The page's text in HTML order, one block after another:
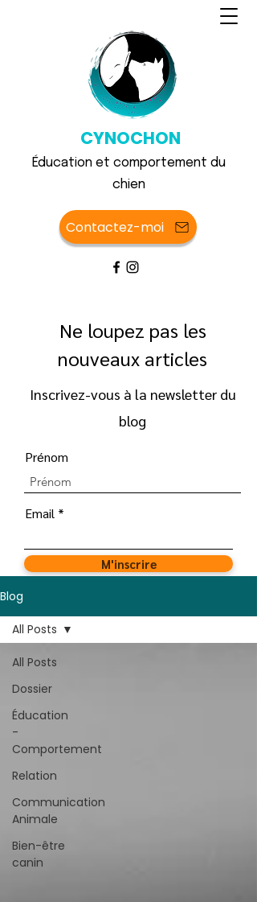
CYNOCHON
Éducation et comportement du
chien
Contactez-moi
Ne loupez pas les
nouveaux articles
Inscrivez-vous à la newsletter du
blog
Prénom
Email
M'inscrire
Blog
All Posts
Dossier
Éducation
-
Comportement
Relation
Communication
Animale
Bien-être
canin
All Posts